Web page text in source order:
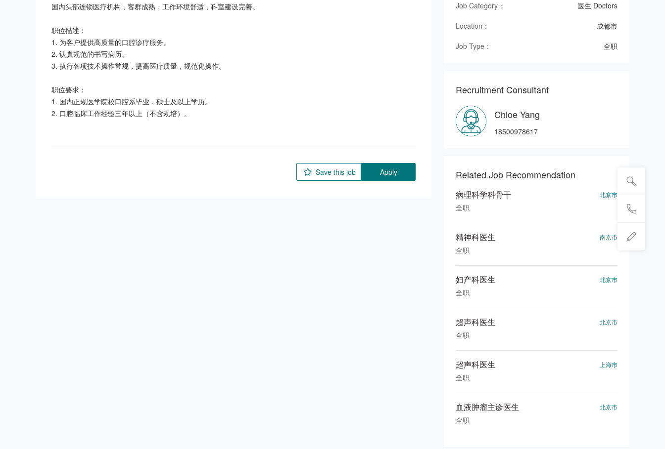
国内头部连锁医疗机构，客群成熟，工作环境舒适，科室建设完善。
职位描述：
1. 为客户提供高质量的口腔诊疗服务。
2. 认真规范的书写病历。
3. 执行各项技术操作常规，提高医疗质量，规范化操作。
职位要求：
1. 国内正规医学院校口腔系毕业，硕士及以上学历。
2. 口腔临床工作经验三年以上（不含规培）。
Save this job Apply
Job Category： 医生 Doctors
Location： 成都市
Job Type： 全职
Recruitment Consultant
Chloe Yang
18500978617
Related Job Recommendation
病理科学科骨干
全职
北京市
精神科医生
全职
南京市
妇产科医生
全职
北京市
超声科医生
全职
北京市
超声科医生
全职
上海市
血液肿瘤主诊医生
全职
北京市